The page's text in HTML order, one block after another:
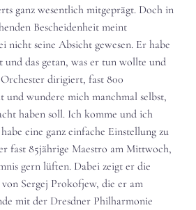
ganz wesentlich mitgeprägt. Doch in
Bescheidenheit meint
nicht seine Absicht gewesen. Er habe
das getan, was er tun wollte und
dirigiert, fast 800
und wundere mich manchmal selbst,
haben soll. Ich komme und ich
eine ganz einfache Einstellung zu
fast 85jährige Maestro am Mittwoch,
gern lüften. Dabei zeigt er die
Sergej Prokofjew, die er am
mit der Dresdner Philharmonie